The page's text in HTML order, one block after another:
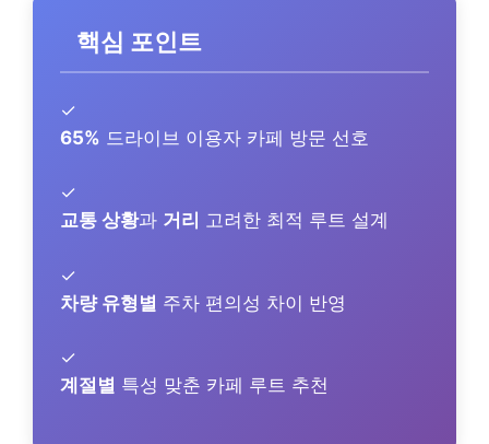
핵심 포인트
✓
65% 드라이브 이용자 카페 방문 선호
✓
교통 상황과 거리 고려한 최적 루트 설계
✓
차량 유형별 주차 편의성 차이 반영
✓
계절별 특성 맞춘 카페 루트 추천